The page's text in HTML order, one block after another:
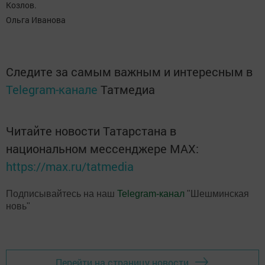
Козлов.
Ольга Иванова
Следите за самым важным и интересным в
Telegram-канале Татмедиа
Читайте новости Татарстана в
национальном мессенджере MАХ:
https://max.ru/tatmedia
Подписывайтесь на наш Telegram-канал "Шешминская
новь"
Перейти на страницу новости